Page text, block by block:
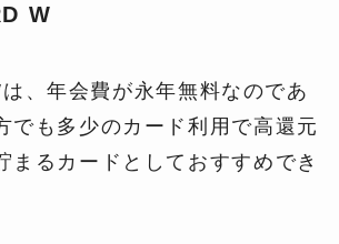
W
、年会費が永年無料なのであ
でも多少のカード利用で高還元
まるカードとしておすすめでき